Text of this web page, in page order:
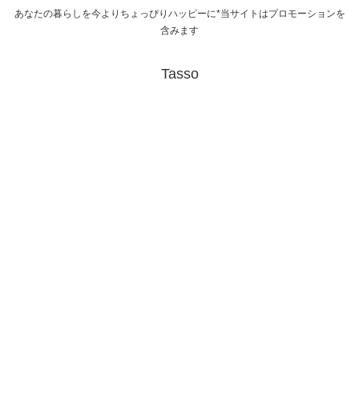
あなたの暮らしを今よりちょっぴりハッピーに*当サイトはプロモーションを
含みます
Tasso